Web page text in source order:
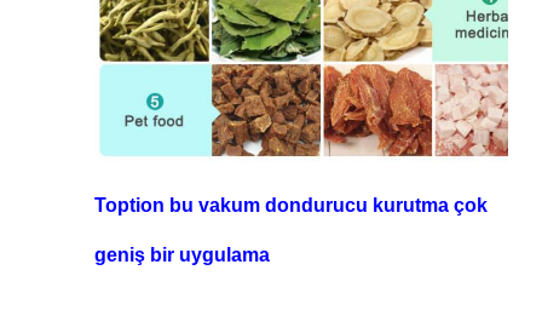
Toption bu vakum dondurucu kurutma çok
geniş bir uygulama